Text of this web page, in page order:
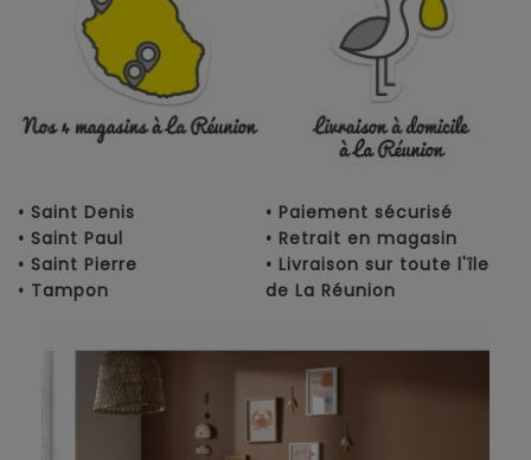
• Saint Denis
• Saint Paul
• Saint Pierre
• Tampon
• Paiement sécurisé
• Retrait en magasin
• Livraison sur toute l'île
de La Réunion